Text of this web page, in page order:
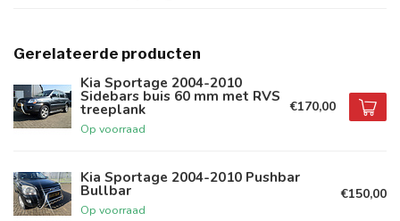
Gerelateerde producten
Kia Sportage 2004-2010
Sidebars buis 60 mm met RVS
treeplank
Op voorraad
€170,00
Kia Sportage 2004-2010 Pushbar
Bullbar
Op voorraad
€150,00